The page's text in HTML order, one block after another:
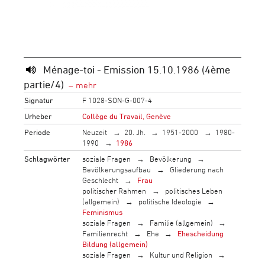
Ménage-toi - Emission 15.10.1986 (4ème
partie/4)
Signatur
F 1028-SON-G-007-4
Urheber
Collège du Travail, Genève
Periode
Neuzeit 20. Jh. 1951-2000
1980-
1990
1986
Schlagwörter
soziale Fragen
Bevölkerung
Bevölkerungsaufbau
Gliederung nach
Geschlecht
Frau
politischer Rahmen
politisches Leben
(allgemein)
politische Ideologie
Feminismus
soziale Fragen
Familie (allgemein)
Familienrecht
Ehe
Ehescheidung
Bildung (allgemein)
soziale Fragen
Kultur und Religion